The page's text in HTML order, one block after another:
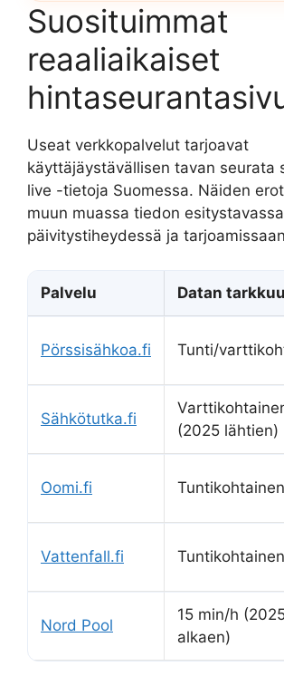
Suosituimmat
reaaliaikaiset
Useat verkkopalvelut tarjoavat
käyttäjäystävällisen tavan seurata
live -tietoja Suomessa. Näiden
muun muassa tiedon
päivitystiheydessä ja
Palvelu Datan
Pörssisähkoa.fi Tunti/
Sähkötutka.fi
(2025 lähtien)
Oomi.fi Tuntikohtainen
Vattenfall.fi Tuntikohtainen
Nord Pool
15 min/h
alkaen)